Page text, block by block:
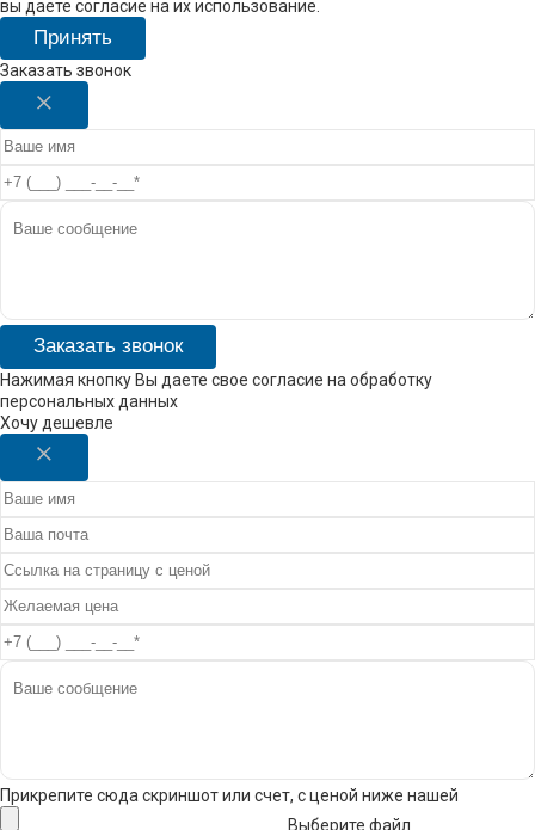
вы даете согласие на их использование.
Принять
Заказать звонок
Заказать звонок
Нажимая кнопку Вы даете свое согласие на обработку
персональных данных
Хочу дешевле
Прикрепите сюда скриншот или счет, с ценой ниже нашей
Выберите файл